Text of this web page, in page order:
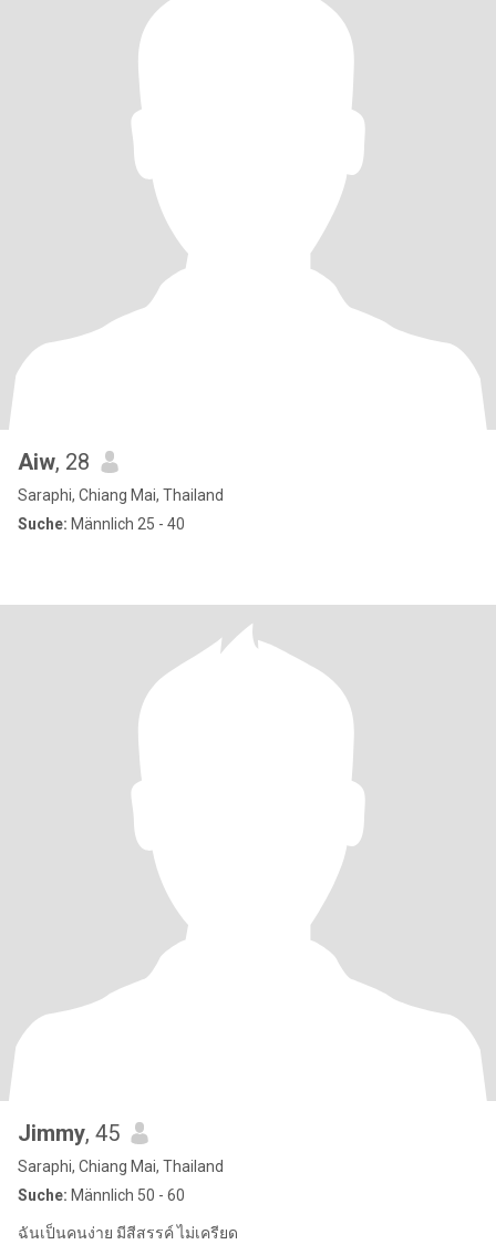
Aiw, 28
Saraphi, Chiang Mai, Thailand
Suche: Männlich 25 - 40
Jimmy, 45
Saraphi, Chiang Mai, Thailand
Suche: Männlich 50 - 60
ฉันเป็นคนง่าย มีสีสรรค์ ไม่เครียด